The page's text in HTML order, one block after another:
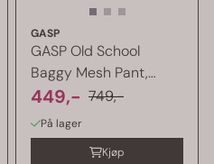
GASP
GASP Old School
Baggy Mesh Pant,
mørk blå ...
449,- 749,-
På lager
Kjøp